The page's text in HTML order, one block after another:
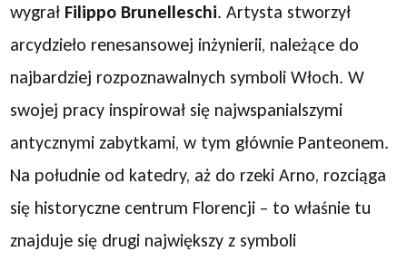
wygrał Filippo Brunelleschi. Artysta stworzył
arcydzieło renesansowej inżynierii, należące do
najbardziej rozpoznawalnych symboli Włoch. W
swojej pracy inspirował się najwspanialszymi
antycznymi zabytkami, w tym głównie Panteonem.
Na południe od katedry, aż do rzeki Arno, rozciąga
się historyczne centrum Florencji – to właśnie tu
znajduje się drugi największy z symboli